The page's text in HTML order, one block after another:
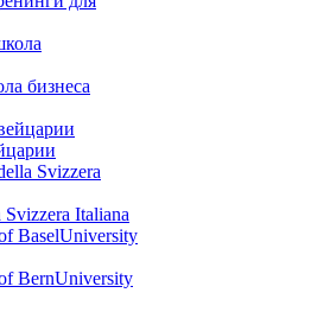
бизнеса
Italiana
University
University